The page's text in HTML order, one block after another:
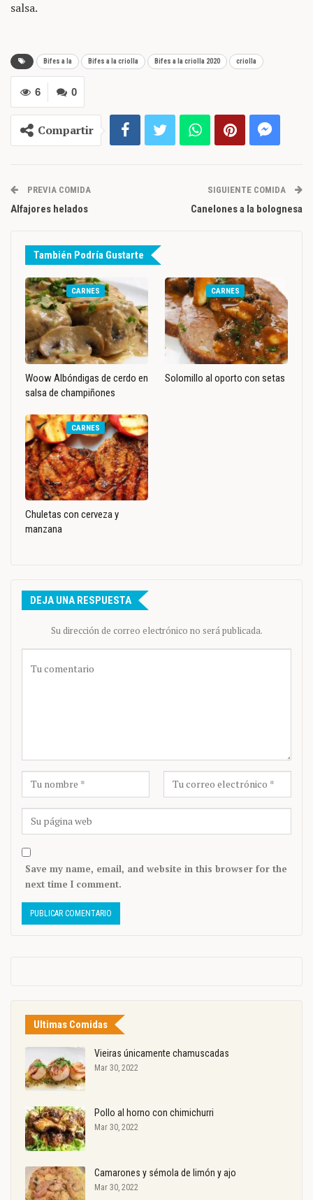
salsa.
Bifes a la Bifes a la criolla Bifes a la criolla 2020 criolla
0
6
Compartir
PREVIA COMIDA
Alfajores helados
SIGUIENTE COMIDA
Canelones a la bolognesa
También Podría Gustarte
CARNES
Woow Albóndigas de cerdo en
salsa de champiñones
CARNES
Solomillo al oporto con setas
CARNES
Chuletas con cerveza y
manzana
DEJA UNA RESPUESTA
Su dirección de correo electrónico no será publicada.
Save my name, email, and website in this browser for the
next time I comment.
Ultimas Comidas
Vieiras únicamente chamuscadas
Mar 30, 2022
Pollo al horno con chimichurri
Mar 30, 2022
Camarones y sémola de limón y ajo
Mar 30, 2022